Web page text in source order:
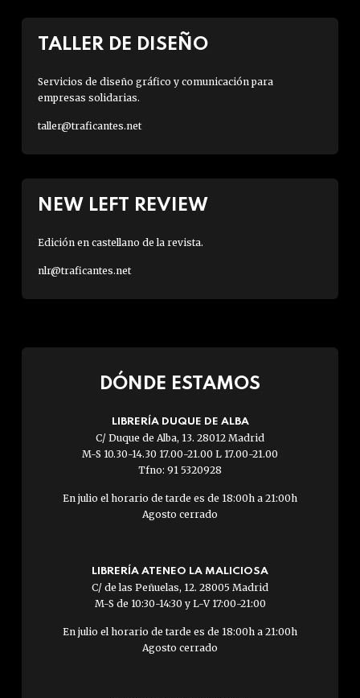
TALLER DE DISEÑO
Servicios de diseño gráfico y comunicación para
empresas solidarias.
taller@traficantes.net
NEW LEFT REVIEW
Edición en castellano de la revista.
nlr@traficantes.net
DÓNDE ESTAMOS
LIBRERÍA DUQUE DE ALBA
C/ Duque de Alba, 13. 28012 Madrid
M-S 10.30-14.30 17.00-21.00 L 17.00-21.00
Tfno: 91 5320928
En julio el horario de tarde es de 18:00h a 21:00h
Agosto cerrado
LIBRERÍA ATENEO LA MALICIOSA
C/ de las Peñuelas, 12. 28005 Madrid
M-S de 10:30-14:30 y L-V 17:00-21:00
En julio el horario de tarde es de 18:00h a 21:00h
Agosto cerrado